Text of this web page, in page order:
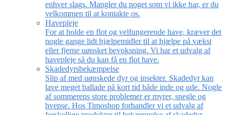
enhver slags. Mangler du noget som vi ikke har, er du
velkommen til at kontakte os.
Havepleje
For at holde en flot og velfungerende have, kræver det
nogle gange lidt hjælpemidler til at hjælpe på vækst
eller fjerne uønsket bevoksning. Vi har et udvalg af
havepleje så du kan få en flot have.
Skadedyrsbekæmpelse
Slip af med uønskede dyr og insekter. Skadedyr kan
lave meget ballade på kort tid både inde og ude. Nogle
af sommerens store problemer er myrer, snegle og
hvepse. Hos Timoshop forhandler vi et udvalg af